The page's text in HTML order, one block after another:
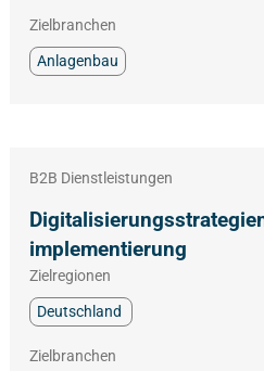
Zielbranchen
Anlagenbau
B2B Dienstleistungen
implementierung
Zielregionen
Deutschland
Zielbranchen